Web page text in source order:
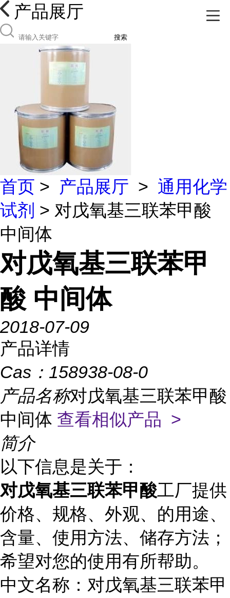
产品展厅
搜索
首页 > 产品展厅 > 通用化学
试剂 > 对戊氧基三联苯甲酸
中间体
对戊氧基三联苯甲
酸 中间体
2018-07-09
产品详情
Cas： 158938-08-0
产品名称对戊氧基三联苯甲酸
中间体 查看相似产品 >
简介
以下信息是关于：
对戊氧基三联苯甲酸工厂提供
价格、规格、外观、的用途、
含量、使用方法、储存方法；
希望对您的使用有所帮助。
中文名称：对戊氧基三联苯甲